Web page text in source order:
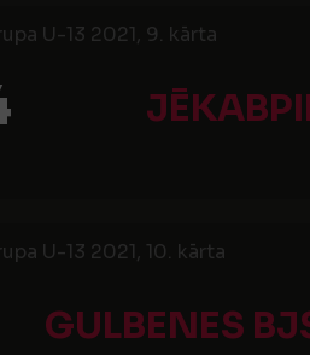
U-13 2021, 9. kārta
U-13 2021, 10. kārta
GULBENES